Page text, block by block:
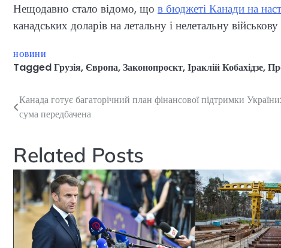
Нещодавно стало відомо, що в бюджеті Канади на
канадських доларів на летальну і нелетальну
НОВИНИ
TaggedГрузія,Європа,Законопроєкт,Іраклій Кобахідзе,
Навігація
записів
Канада готує багаторічний план фінансової підтримки
сума передбачена
Related Posts